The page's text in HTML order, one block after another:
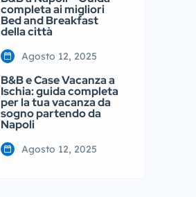
completa ai migliori
Bed and Breakfast
della città
Agosto 12, 2025
B&B e Case Vacanza a
Ischia: guida completa
per la tua vacanza da
sogno partendo da
Napoli
Agosto 12, 2025